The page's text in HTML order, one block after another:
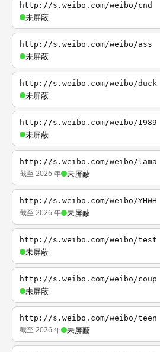
http://s.weibo.com/weibo/cnd
未屏蔽
http://s.weibo.com/weibo/ass
未屏蔽
http://s.weibo.com/weibo/duck
未屏蔽
http://s.weibo.com/weibo/1989
未屏蔽
http://s.weibo.com/weibo/lama
截至 2026 年 未屏蔽
http://s.weibo.com/weibo/YHWH
截至 2026 年 未屏蔽
http://s.weibo.com/weibo/test
未屏蔽
http://s.weibo.com/weibo/coup
未屏蔽
http://s.weibo.com/weibo/teen
截至 2026 年 未屏蔽